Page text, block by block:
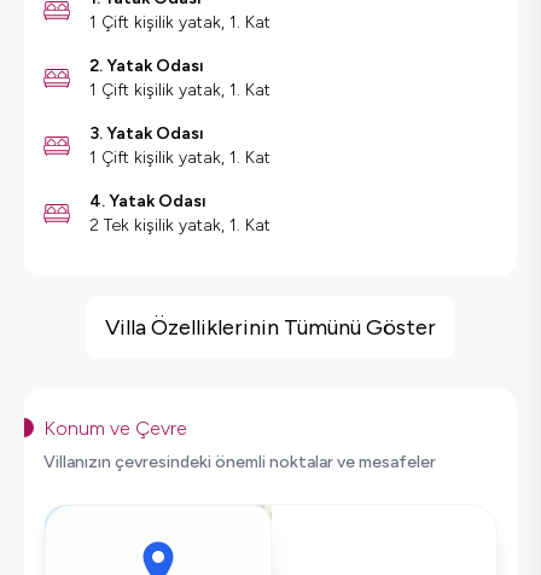
1 Çift kişilik yatak, 1. Kat
2. Yatak Odası
1 Çift kişilik yatak, 1. Kat
3. Yatak Odası
1 Çift kişilik yatak, 1. Kat
4. Yatak Odası
2 Tek kişilik yatak, 1. Kat
Bulaşık Makinesi
Çamaşır Makinesi
Klima
Wifi / İnternet
Villa Özelliklerinin Tümünü Göster
Konum ve Çevre
Villanızın çevresindeki önemli noktalar ve mesafeler